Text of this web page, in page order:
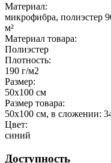
Материал:
микрофибра, полиэстер
м²
Материал товара:
Полиэстер
Плотность:
190 г/м2
Размер:
50х100 см
Размер товара:
50х100 см, в сложении:
Цвет:
синий
Доступность